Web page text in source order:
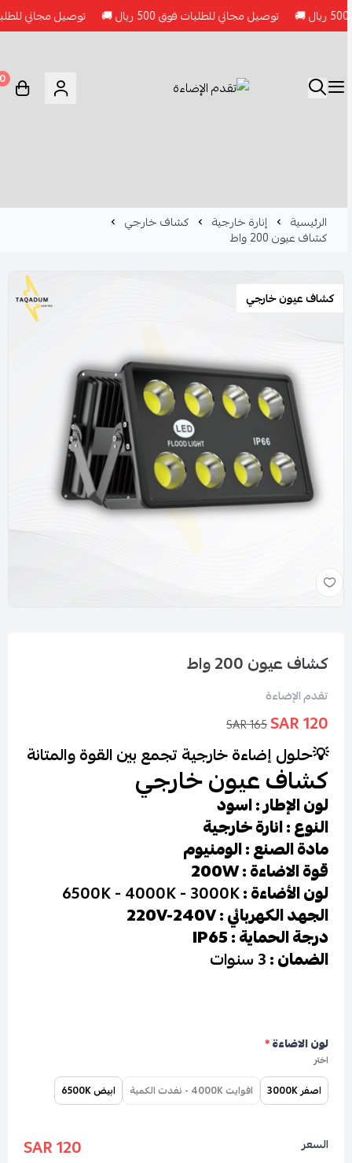
توصيل مجاني للطلبات فوق 500 ريال 🚚 توصيل مجاني للطلبات فوق 500
0
الرئيسية إنارة خارجية كشاف خارجي
كشاف عيون 200 واط
كشاف عيون خارجي
كشاف عيون 200 واط
تقدم الإضاءة
120 SAR
165 SAR
💡حلول إضاءة خارجية تجمع بين القوة والمتانة
كشاف عيون خارجي
لون الإطار : اسود
النوع : انارة خارجية
مادة الصنع : الومنيوم
قوة الاضاءة : 200W
لون الأضاءة :6500K - 4000K - 3000K
الجهد الكهربائي : 220V-240V
درجة الحماية : IP65
الضمان :3 سنوات
لون الاضاءة*
اختر
اصفر 3000K افوايت 4000K - نفدت الكمية ابيض 6500K
السعر 120 SAR